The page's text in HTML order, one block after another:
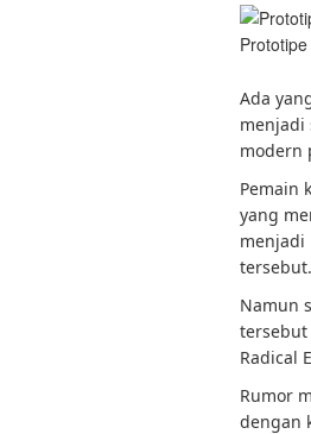
Prototipe
Ada
menjadi
modern
Pemain
yang
menjadi
tersebut.
Namun
tersebut
Radical
Rumor
dengan